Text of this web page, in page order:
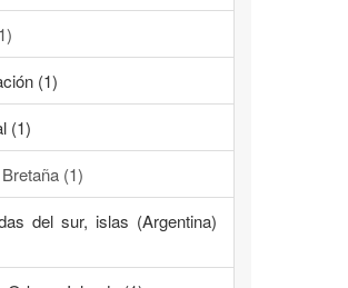
(1)
(1)
(1)
del sur, islas (Argentina)